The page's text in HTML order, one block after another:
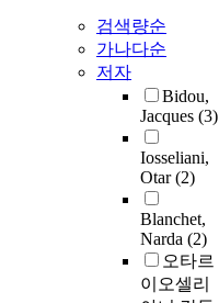
검색량순
가나다순
저자
Bidou,
Jacques (3)
Iosseliani,
Otar(2)
Blanchet,
Narda (2)
오타르
이오셀리